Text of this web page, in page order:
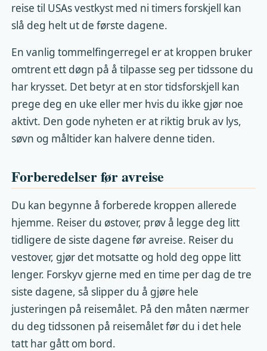
reise til USAs vestkyst med ni timers forskjell kan
slå deg helt ut de første dagene.
En vanlig tommelfingerregel er at kroppen bruker
omtrent ett døgn på å tilpasse seg per tidssone du
har krysset. Det betyr at en stor tidsforskjell kan
prege deg en uke eller mer hvis du ikke gjør noe
aktivt. Den gode nyheten er at riktig bruk av lys,
søvn og måltider kan halvere denne tiden.
Forberedelser før avreise
Du kan begynne å forberede kroppen allerede
hjemme. Reiser du østover, prøv å legge deg litt
tidligere de siste dagene før avreise. Reiser du
vestover, gjør det motsatte og hold deg oppe litt
lenger. Forskyv gjerne med en time per dag de tre
siste dagene, så slipper du å gjøre hele
justeringen på reisemålet. På den måten nærmer
du deg tidssonen på reisemålet før du i det hele
tatt har gått om bord.